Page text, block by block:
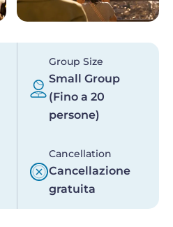
Group Size
Small Group
(Fino a 20
persone)
Cancellation
Cancellazione
gratuita